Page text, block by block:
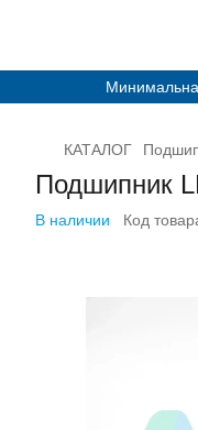
КАТАЛОГ
Подшипник
В наличии Код